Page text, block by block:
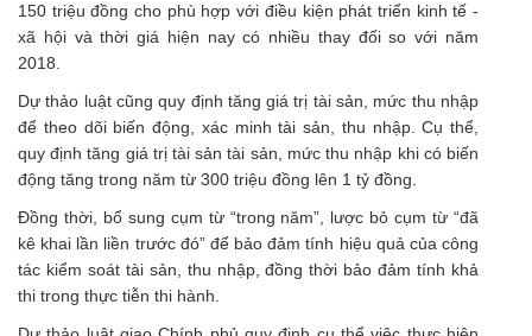
150 triệu đồng cho phù hợp với điều kiện phát triển kinh tế -
xã hội và thời giá hiện nay có nhiều thay đối so với năm
2018.
Dự thảo luật cũng quy định tăng giá trị tài sản, mức thu nhập
để theo dõi biến động, xác minh tài sản, thu nhập. Cụ thể,
quy định tăng giá trị tài sản tài sản, mức thu nhập khi có biến
động tăng trong năm từ 300 triệu đồng lên 1 tỷ đồng.
Đồng thời, bổ sung cụm từ “trong năm”, lược bỏ cụm từ “đã
kê khai lần liền trước đó” để bảo đảm tính hiệu quả của công
tác kiểm soát tài sản, thu nhập, đồng thời bảo đảm tính khả
thi trong thực tiễn thi hành.